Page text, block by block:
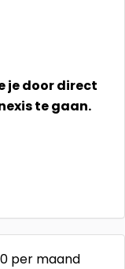
je door direct
te gaan.
per maand